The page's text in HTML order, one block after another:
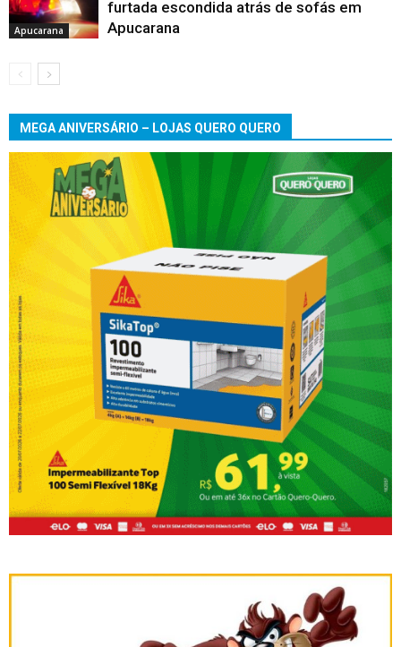
Apucarana
furtada escondida atrás de sofás em
Apucarana
MEGA ANIVERSÁRIO – LOJAS QUERO QUERO